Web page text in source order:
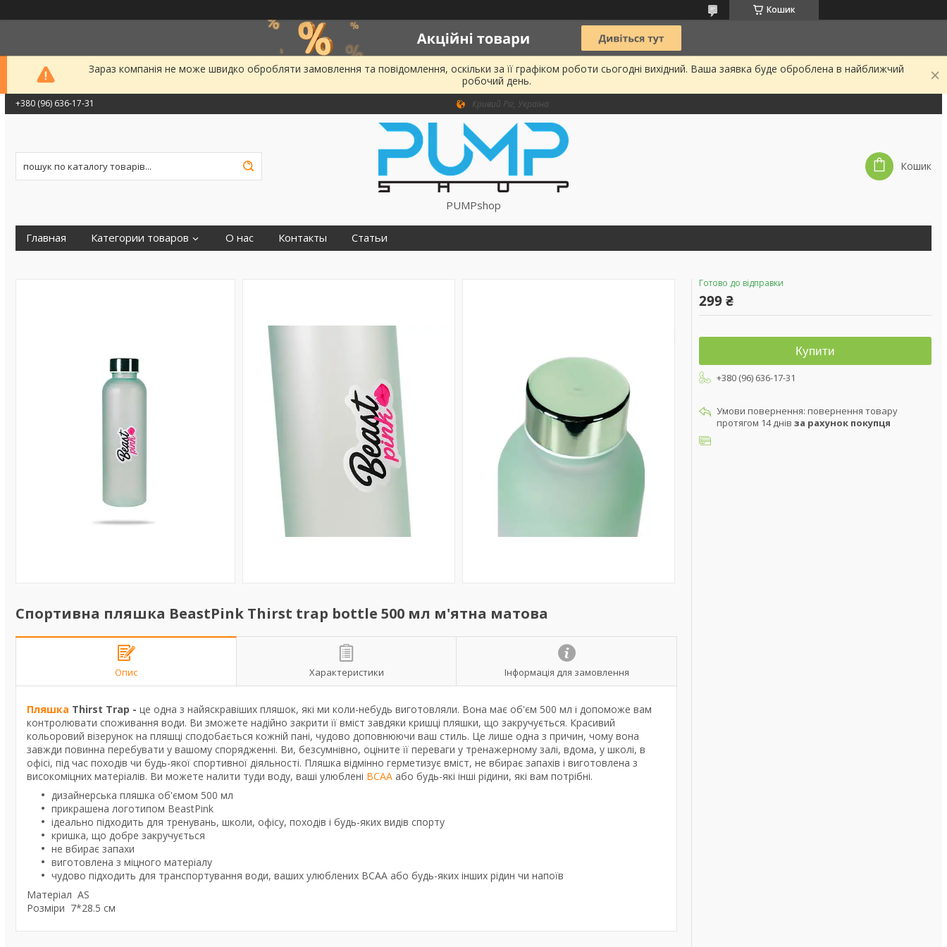
Кошик
Зараз компанія не може швидко обробляти замовлення та повідомлення, оскільки за її графіком роботи сьогодні вихідний. Ваша заявка буде оброблена в найближчий
робочий день.
+380 (96) 636-17-31 Кривий Ріг, Україна
PUMPshop
Кошик
Главная Категории товаров О нас Контакты Статьи
Спортивна пляшка BeastPink Thirst trap bottle 500 мл м'ятна матова
Опис Характеристики Інформація для замовлення
Пляшка Thirst Trap - це одна з найяскравіших пляшок, які ми коли-небудь виготовляли. Вона має об'єм 500 мл і допоможе вам
контролювати споживання води. Ви зможете надійно закрити її вміст завдяки кришці пляшки, що закручується. Красивий
кольоровий візерунок на пляшці сподобається кожній пані, чудово доповнюючи ваш стиль. Це лише одна з причин, чому вона
завжди повинна перебувати у вашому спорядженні. Ви, безсумнівно, оціните її переваги у тренажерному залі, вдома, у школі, в
офісі, під час походів чи будь-якої спортивної діяльності. Пляшка відмінно герметизує вміст, не вбирає запахів і виготовлена з
високоміцних матеріалів. Ви можете налити туди воду, ваші улюблені BCAA або будь-які інші рідини, які вам потрібні.
дизайнерська пляшка об'ємом 500 мл
прикрашена логотипом BeastPink
ідеально підходить для тренувань, школи, офісу, походів і будь-яких видів спорту
кришка, що добре закручується
не вбирає запахи
виготовлена з міцного матеріалу
чудово підходить для транспортування води, ваших улюблених BCAA або будь-яких інших рідин чи напоїв
Матеріал AS
Розміри 7*28.5 см
Готово до відправки
299 ₴
Купити
+380 (96) 636-17-31
повернення товару
протягом 14 днів за рахунок покупця